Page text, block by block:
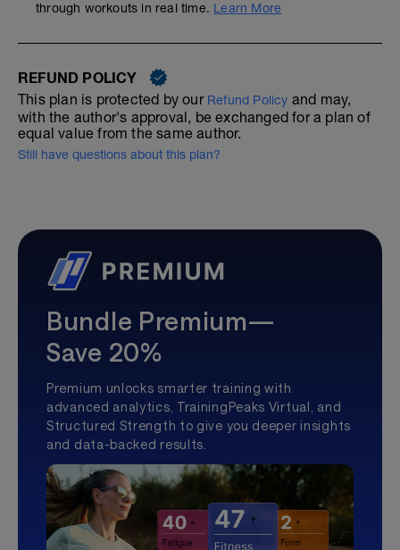
through workouts in real time. Learn More
REFUND POLICY
This plan is protected by our Refund Policy and may,
with the author's approval, be exchanged for a plan of
equal value from the same author.
Still have questions about this plan?
Bundle Premium—
Save 20%
Premium unlocks smarter training with
advanced analytics, TrainingPeaks Virtual, and
Structured Strength to give you deeper insights
and data-backed results.